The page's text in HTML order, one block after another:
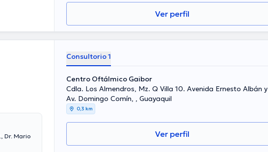
Ver perfil
Dr. Mario
Consultorio 1
Centro Oftálmico Gaibor
Cdla. Los Almendros, Mz. Q Villa 10. Avenida Ernesto Albán y
Av. Domingo Comín, , Guayaquil
0,3 km
Ver perfil